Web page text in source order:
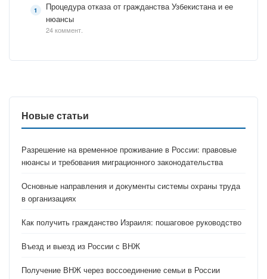
Процедура отказа от гражданства Узбекистана и ее
нюансы
24 коммент.
Новые статьи
Разрешение на временное проживание в России: правовые
нюансы и требования миграционного законодательства
Основные направления и документы системы охраны труда
в организациях
Как получить гражданство Израиля: пошаговое руководство
Въезд и выезд из России с ВНЖ
Получение ВНЖ через воссоединение семьи в России